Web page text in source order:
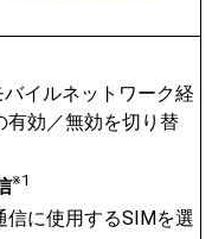
イルネットワーク経
有効／無効を切り替
※1
信に使用するSIMを選